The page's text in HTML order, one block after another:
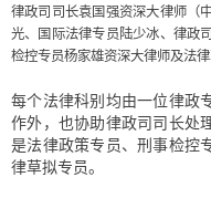
律政司司长袁国强资深大律师（
光、国际法律专员陆少冰、律政
检控专员杨家雄资深大律师及法
每个法律科别均由一位律政
作外，也协助律政司司长处
是法律政策专员、刑事检控
律草拟专员。